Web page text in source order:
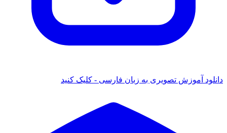
آموزش تصویری به زبان فارسی - کلیک کنید